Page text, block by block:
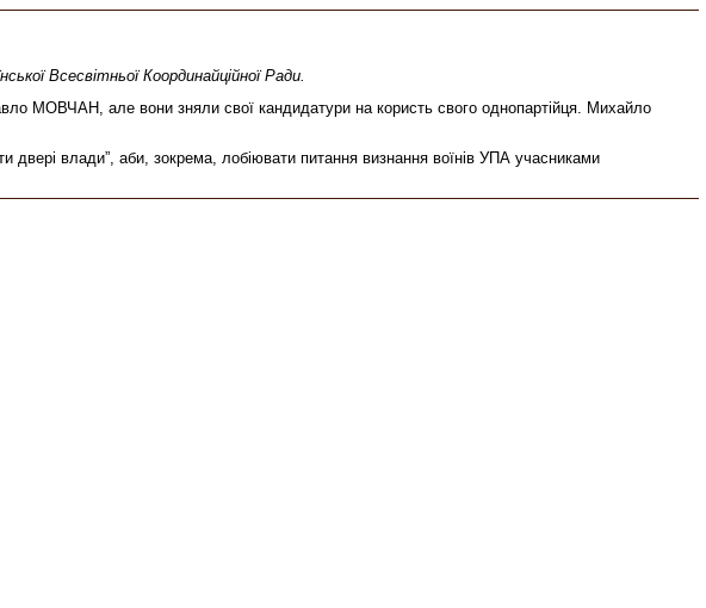
Всесвітньої Координайційної Ради.
але вони зняли свої кандидатури на користь свого однопартійця. Михайло
влади”, аби, зокрема, лобіювати питання визнання воїнів УПА учасниками